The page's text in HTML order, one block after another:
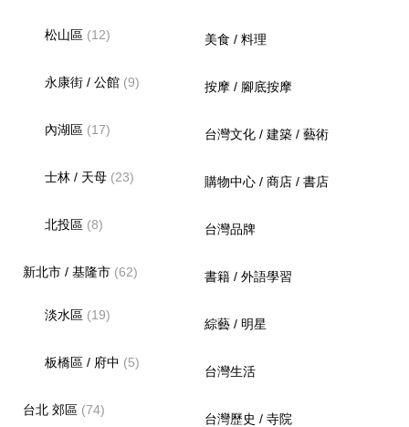
松山區 (12)
永康街 / 公館 (9)
內湖區 (17)
士林 / 天母 (23)
北投區 (8)
新北市 / 基隆市(62)
淡水區 (19)
板橋區 / 府中 (5)
台北 郊區(74)
美食 / 料理
按摩 / 腳底按摩
台灣文化 / 建築 / 藝術
購物中心 / 商店 / 書店
台灣品牌
書籍 / 外語學習
綜藝 / 明星
台灣生活
台灣歷史 / 寺院